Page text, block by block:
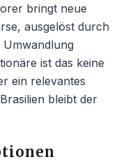
bringt neue
ausgelöst durch
Umwandlung
ist das keine
ein relevantes
bleibt der